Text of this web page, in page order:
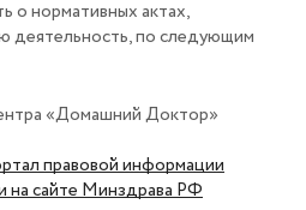
о нормативных актах,
деятельность, по следующим
«Домашний Доктор»
правовой информации
на сайте Минздрава РФ